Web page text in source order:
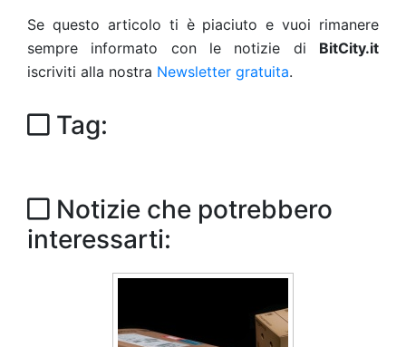
Se questo articolo ti è piaciuto e vuoi rimanere
sempre informato con le notizie di BitCity.it
iscriviti alla nostra Newsletter gratuita.
Tag:
Notizie che potrebbero
interessarti: